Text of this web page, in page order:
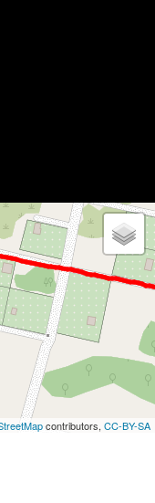
contributors, CC-BY-SA